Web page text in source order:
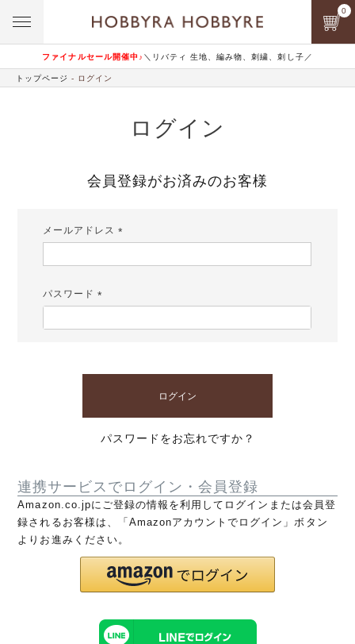
ファイナルセール開催中♪ ＼リバティ 生地、編み物、刺繍、刺し子／
0
トップページ ログイン
ログイン
会員登録がお済みのお客様
メールアドレス
パスワード
ログイン
パスワードをお忘れですか？
連携サービスでログイン・会員登録
Amazon.co.jpにご登録の情報を利用してログインまたは会員登
録されるお客様は、「Amazonアカウントでログイン」ボタン
よりお進みください。